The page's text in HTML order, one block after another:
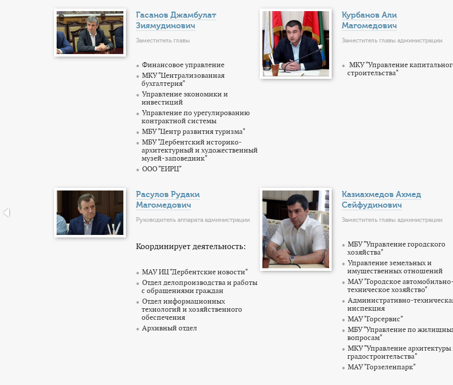
Гасанов Джамбулат
Зиямудинович
Заместитель главы
Финансовое управление
МКУ "Централизованная
бухгалтерия"
Управление экономики и
инвестиций
Управление по урегулированию
контрактной системы
МБУ "Центр развития туризма"
МБУ "Дербентский историко-
архитектурный и художественный
музей-заповедник"
ООО "ЕИРЦ"
Курбанов Али
Магомедович
Заместитель главы администрации
МКУ "Управление
строительства"
Расулов Рудаки
Магомедович
Руководитель аппарата администрации
Координирует деятельность:
МАУ ИЦ "Дербентские новости"
Отдел делопроизводства и работы
с обращениями граждан
Отдел информационных
технологий и хозяйственного
обеспечения
Архивный отдел
Казиахмедов Ахмед
Сейфудинович
Заместитель главы администрации
МБУ "Управление городского
хозяйства"
Управление земельных и
имущественных отношений
МАУ "Городское автомобильно-
техническое хозяйство"
Административно-
инспекция
МАУ "Горсервис"
МБУ "Управление по
вопросам"
МКУ "Управление архитектуры
градостроительства"
МАУ "Горзеленпарк"